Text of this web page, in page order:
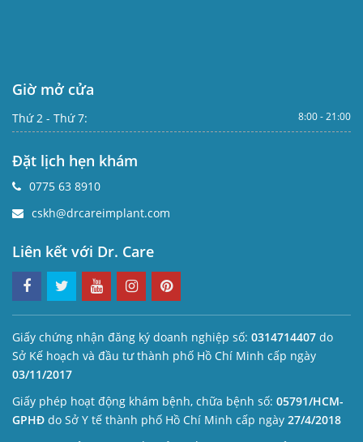
Giờ mở cửa
Thứ 2 - Thứ 7: 8:00 - 21:00
Đặt lịch hẹn khám
0775 63 8910
cskh@drcareimplant.com
Liên kết với Dr. Care
Giấy chứng nhận đăng ký doanh nghiệp số: 0314714407 do
Sở Kế hoạch và đầu tư thành phố Hồ Chí Minh cấp ngày
03/11/2017
Giấy phép hoạt động khám bệnh, chữa bệnh số: 05791/HCM-
GPHĐ do Sở Y tế thành phố Hồ Chí Minh cấp ngày 27/4/2018